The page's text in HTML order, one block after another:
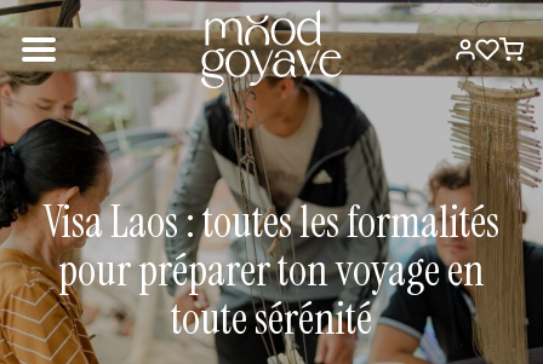
Visa Laos : toutes les formalités
pour préparer ton voyage en
toute sérénité